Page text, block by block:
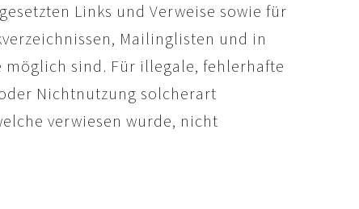
Links und Verweise sowie für
Mailinglisten und in
sind. Für illegale, fehlerhafte
Nichtnutzung solcherart
verwiesen wurde, nicht